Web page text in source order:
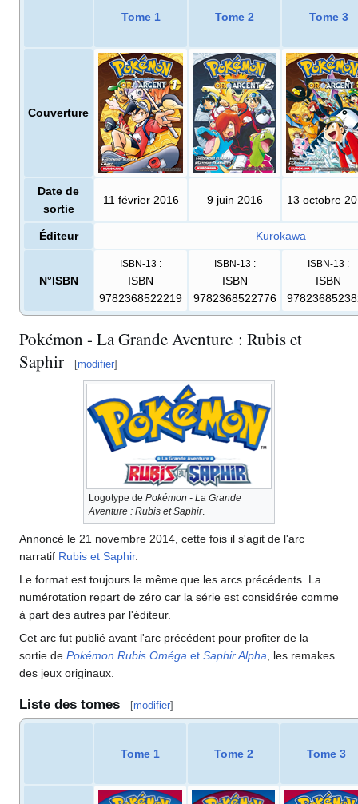
Tome 1 Tome 2 Tome 3
Couverture
Date de
sortie
11 février 2016 9 juin 2016 13 octobre
Éditeur Kurokawa
N°ISBN
ISBN-13 :
ISBN
9782368522219
ISBN-13 :
ISBN
9782368522776
ISBN-13 :
ISBN
Pokémon - La Grande Aventure : Rubis et
Saphir
[modifier]
Logotype de Pokémon - La Grande
Aventure : Rubis et Saphir.
Annoncé le 21 novembre 2014, cette fois il s'agit de l'arc
narratif Rubis et Saphir.
Le format est toujours le même que les arcs précédents. La
numérotation repart de zéro car la série est considérée comme
à part des autres par l'éditeur.
Cet arc fut publié avant l'arc précédent pour profiter de la
sortie de Pokémon Rubis Oméga et Saphir Alpha, les remakes
des jeux originaux.
Liste des tomes [modifier]
Tome 1 Tome 2 Tome 3